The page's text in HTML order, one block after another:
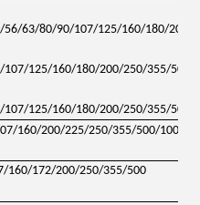
63/80/90/107/125/160/180/200/
125/160/180/200/250/355/500/
125/160/180/200/250/355/500/
160/200/225/250/355/500/1000
160/172/200/250/355/500